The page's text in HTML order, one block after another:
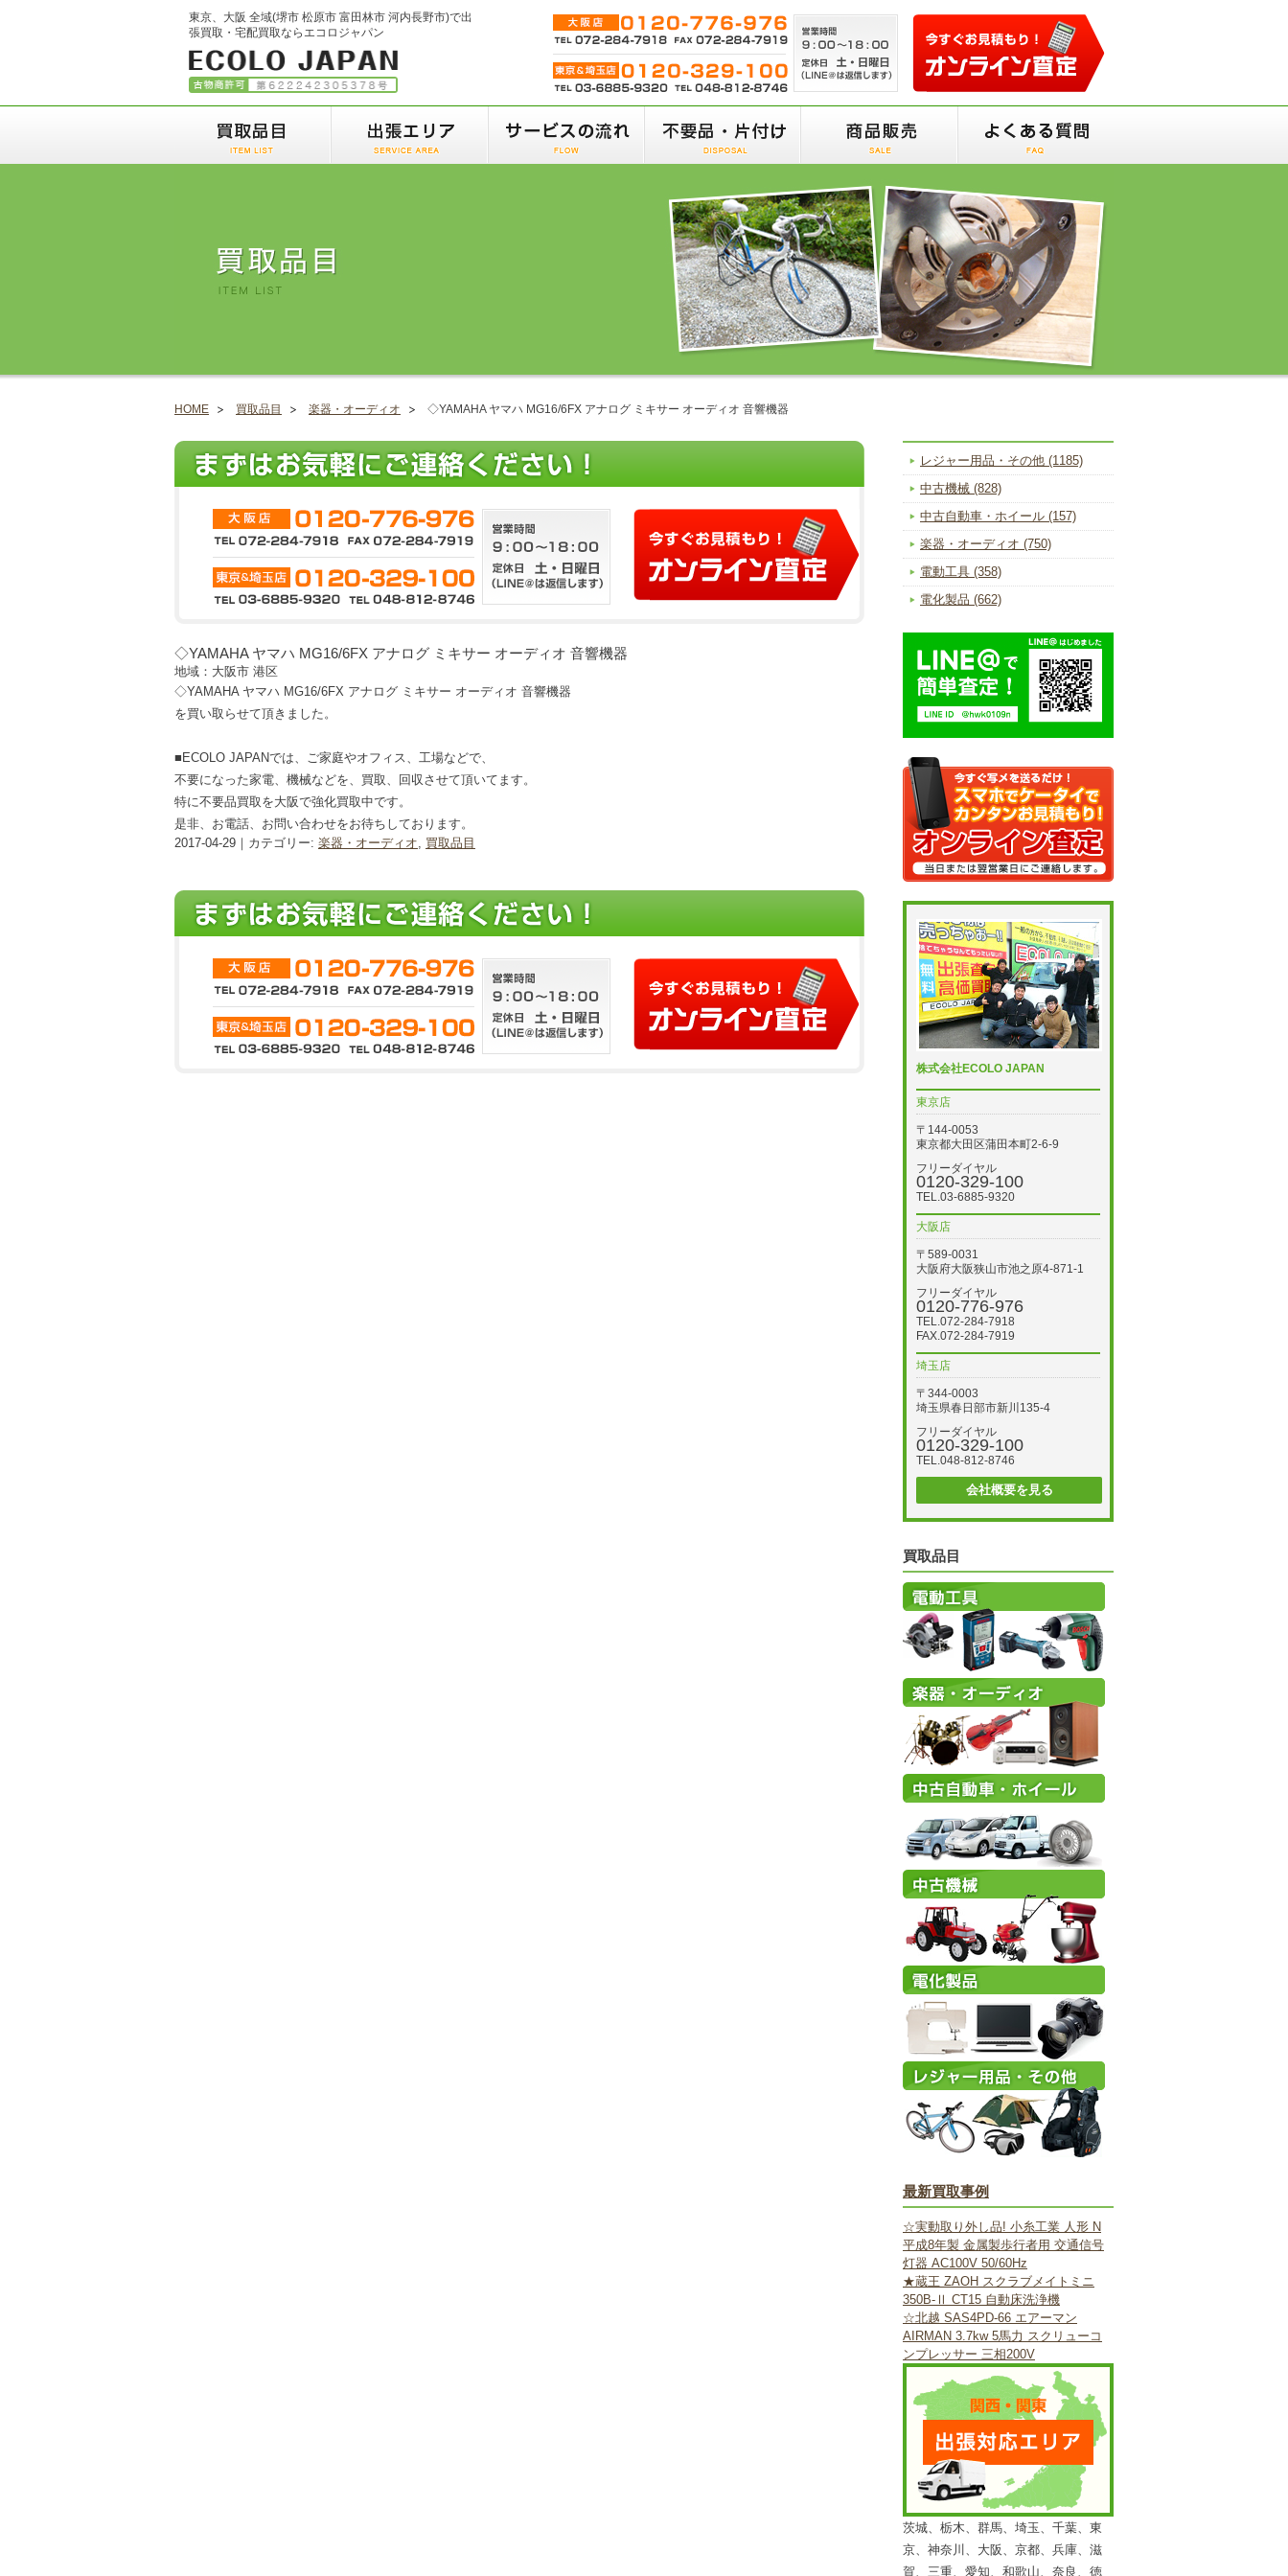
東京、大阪 全域(堺市 松原市 富田林市 河内長野市)で出
張買取・宅配買取ならエコロジャパン
HOME 買取品目 楽器・オーディオ ◇YAMAHA ヤマハ MG16/6FX アナログ ミキサー オーディオ 音響機器
◇YAMAHA ヤマハ MG16/6FX アナログ ミキサー オーディオ 音響機器
地域：大阪市 港区
◇YAMAHA ヤマハ MG16/6FX アナログ ミキサー オーディオ 音響機器
を買い取らせて頂きました。
■ECOLO JAPANでは、ご家庭やオフィス、工場などで、
不要になった家電、機械などを、買取、回収させて頂いてます。
特に不要品買取を大阪で強化買取中です。
是非、お電話、お問い合わせをお待ちしております。
2017-04-29｜カテゴリー: 楽器・オーディオ, 買取品目
レジャー用品・その他 (1185)
中古機械 (828)
中古自動車・ホイール (157)
楽器・オーディオ (750)
電動工具 (358)
電化製品 (662)
株式会社ECOLO JAPAN
東京店
〒144-0053
東京都大田区蒲田本町2-6-9
フリーダイヤル
0120-329-100
TEL.03-6885-9320
大阪店
〒589-0031
大阪府大阪狭山市池之原4-871-1
フリーダイヤル
0120-776-976
TEL.072-284-7918
FAX.072-284-7919
埼玉店
〒344-0003
埼玉県春日部市新川135-4
フリーダイヤル
0120-329-100
TEL.048-812-8746
会社概要を見る
買取品目
最新買取事例
☆実動取り外し品! 小糸工業 人形 N
平成8年製 金属製歩行者用 交通信号
灯器 AC100V 50/60Hz
★蔵王 ZAOH スクラブメイトミニ
350B-Ⅱ CT15 自動床洗浄機
☆北越 SAS4PD-66 エアーマン
AIRMAN 3.7kw 5馬力 スクリューコ
ンプレッサー 三相200V
茨城、栃木、群馬、埼玉、千葉、東
京、神奈川、大阪、京都、兵庫、滋
賀、三重、愛知、和歌山、奈良、徳